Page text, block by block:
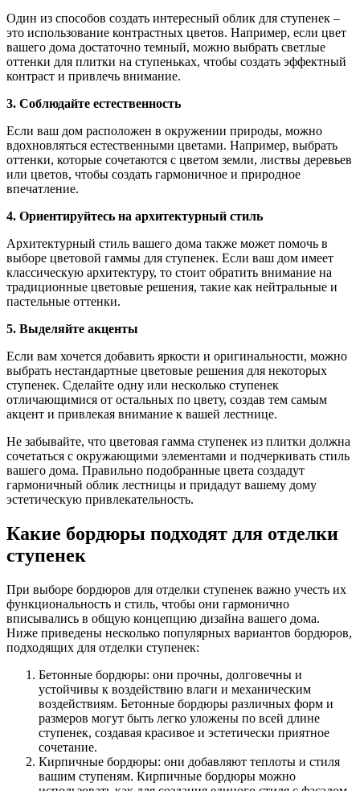
Один из способов создать интересный облик для ступенек –
это использование контрастных цветов. Например, если цвет
вашего дома достаточно темный, можно выбрать светлые
оттенки для плитки на ступеньках, чтобы создать эффектный
контраст и привлечь внимание.
3. Соблюдайте естественность
Если ваш дом расположен в окружении природы, можно
вдохновляться естественными цветами. Например, выбрать
оттенки, которые сочетаются с цветом земли, листвы деревьев
или цветов, чтобы создать гармоничное и природное
впечатление.
4. Ориентируйтесь на архитектурный стиль
Архитектурный стиль вашего дома также может помочь в
выборе цветовой гаммы для ступенек. Если ваш дом имеет
классическую архитектуру, то стоит обратить внимание на
традиционные цветовые решения, такие как нейтральные и
пастельные оттенки.
5. Выделяйте акценты
Если вам хочется добавить яркости и оригинальности, можно
выбрать нестандартные цветовые решения для некоторых
ступенек. Сделайте одну или несколько ступенек
отличающимися от остальных по цвету, создав тем самым
акцент и привлекая внимание к вашей лестнице.
Не забывайте, что цветовая гамма ступенек из плитки должна
сочетаться с окружающими элементами и подчеркивать стиль
вашего дома. Правильно подобранные цвета создадут
гармоничный облик лестницы и придадут вашему дому
эстетическую привлекательность.
Какие бордюры подходят для отделки
ступенек
При выборе бордюров для отделки ступенек важно учесть их
функциональность и стиль, чтобы они гармонично
вписывались в общую концепцию дизайна вашего дома.
Ниже приведены несколько популярных вариантов бордюров,
подходящих для отделки ступенек:
Бетонные бордюры: они прочны, долговечны и
устойчивы к воздействию влаги и механическим
воздействиям. Бетонные бордюры различных форм и
размеров могут быть легко уложены по всей длине
ступенек, создавая красивое и эстетически приятное
сочетание.
Кирпичные бордюры: они добавляют теплоты и стиля
вашим ступеням. Кирпичные бордюры можно